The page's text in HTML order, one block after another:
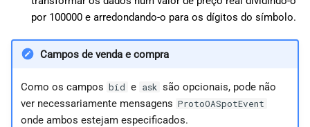
por 100000 e arredondando-o para os dígitos do símbolo.
Campos de venda e compra
Como os campos bid e ask são opcionais, pode não
ver necessariamente mensagens ProtoOASpotEvent
onde ambos estejam especificados.